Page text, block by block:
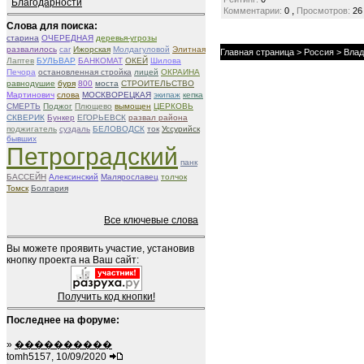
Благодарности
Слова для поиска:
старина ОЧЕРЕДНАЯ деревья-угрозы
развалилось car Ижорская Молдагуловой Элитная
Лаптев БУЛЬВАР БАНКОМАТ ОКЕЙ Шилова
Печора остановленная стройка лицей ОКРАИНА
равнодушие буря 800 моста СТРОИТЕЛЬСТВО
Мартинович слова МОСКВОРЕЦКАЯ экипаж кепка
СМЕРТЬ Поджог Плющево вымощен ЦЕРКОВЬ
СКВЕРИК Бункер ЕГОРЬЕВСК развал района
поджигатель суздаль БЕЛОВОДСК ток Уссурийск
бывших
Петроградский панк
БАССЕЙН Алексинский Малярославец толчок
Томск Болгария
Все ключевые слова
Вы можете проявить участие, установив
кнопку проекта на Ваш сайт:
Получить код кнопки!
Последнее на форуме:
» ����������
tomh5157, 10/09/2020
Комментарии: 0 , Просмотров: 26
Главная страница > Россия >